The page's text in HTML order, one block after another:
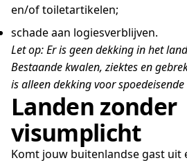
en/of toiletartikelen;
schade aan logiesverblijven.
Let op: Er is geen dekking in het
Bestaande kwalen, ziektes en
is alleen dekking voor
Landen zonder
visumplicht
Komt jouw buitenlandse gast uit